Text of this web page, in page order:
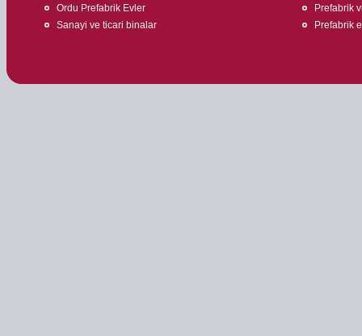
Ordu Prefabrik Evler
Sanayi ve ticari binalar
Prefabrik
Prefabrik